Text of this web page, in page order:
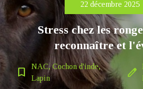
22 décembre 2025
Stress chez les
reconnaître et
bookmark_border
NAC, Cochon d'inde,
Lapin
edit